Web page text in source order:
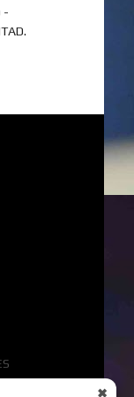
✖
-